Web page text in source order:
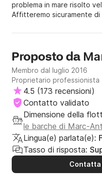
problema in mare risolto
Affitteremo sicuramente di
Proposto da
Membro dal luglio 2016
Proprietario professionista
4.5 (173 recensioni)
Contatto validato
Dimensione della
le barche di Marc-
Lingua(e) parlata(e):
Tasso di risposta: